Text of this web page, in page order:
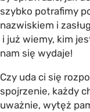
szybko potrafimy
nazwiskiem i
i już wiemy, kim
nam się wydaje!
Czy uda ci się
spojrzenie, każdy
uważnie, wytęż